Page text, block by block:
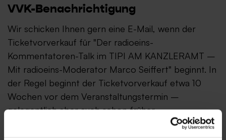
VVK-Benachrichtigung
Wir schicken Ihnen gern eine E-Mail, wenn der
Ticketvorverkauf für "Der radioeins-
Kommentatoren-Talk im TIPI AM KANZLERAMT –
Mit radioeins-Moderator Marco Seiffert" beginnt. In
der Regel beginnt der Ticketvorverkauf etwa 10
Wochen vor dem Veranstaltungstermin –
gelegentlich aber auch schon früher.